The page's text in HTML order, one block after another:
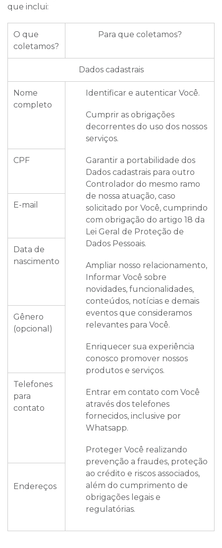
que inclui:
O que
coletamos?
Para que coletamos?
Dados cadastrais
Nome
completo
Identificar e autenticar Você.
Cumprir as obrigações
decorrentes do uso dos nossos
serviços.
Garantir a portabilidade dos
Dados cadastrais para outro
Controlador do mesmo ramo
de nossa atuação, caso
solicitado por Você, cumprindo
com obrigação do artigo 18 da
Lei Geral de Proteção de
Dados Pessoais.
Ampliar nosso relacionamento,
Informar Você sobre
novidades, funcionalidades,
conteúdos, notícias e demais
eventos que consideramos
relevantes para Você.
Enriquecer sua experiência
conosco promover nossos
produtos e serviços.
Entrar em contato com Você
através dos telefones
fornecidos, inclusive por
Whatsapp.
Proteger Você realizando
prevenção a fraudes, proteção
ao crédito e riscos associados,
além do cumprimento de
obrigações legais e
regulatórias.
CPF
E-mail
Data de
nascimento
Gênero
(opcional)
Telefones
para
contato
Endereços